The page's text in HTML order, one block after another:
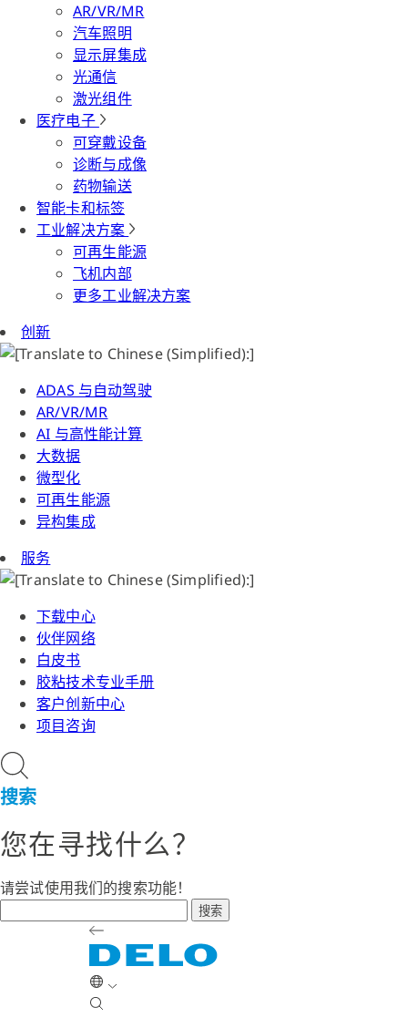
AR/VR/MR
汽车照明
显示屏集成
光通信
激光组件
医疗电子
可穿戴设备
诊断与成像
药物输送
智能卡和标签
工业解决方案
可再生能源
飞机内部
更多工业解决方案
创新
ADAS 与自动驾驶
AR/VR/MR
AI 与高性能计算
大数据
微型化
可再生能源
异构集成
服务
下载中心
伙伴网络
白皮书
胶粘技术专业手册
客户创新中心
项目咨询
搜索
您在寻找什么？
请尝试使用我们的搜索功能！
搜索